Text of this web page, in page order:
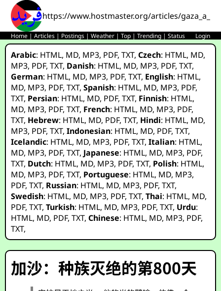
https://www.hostmaster.org/articles/
Home |Articles | Postings |Weather |Top |Trending |Status Login
Arabic: HTML, MD, MP3, PDF,TXT,Czech: HTML, MD,
MP3, PDF,TXT, Danish: HTML, MD, MP3, PDF,TXT,
German: HTML, MD, MP3, PDF,TXT, English: HTML,
MD, MP3, PDF,TXT,Spanish: HTML, MD, MP3, PDF,
TXT, Persian: HTML, MD, PDF,TXT, Finnish: HTML,
MD, MP3, PDF,TXT, French: HTML, MD, MP3, PDF,
TXT, Hebrew: HTML, MD, PDF,TXT, Hindi: HTML, MD,
MP3, PDF,TXT,Indonesian: HTML, MD, PDF,TXT,
Icelandic: HTML, MD, MP3, PDF,TXT,Italian: HTML,
MD, MP3, PDF,TXT, Japanese: HTML, MD, MP3, PDF,
TXT, Dutch: HTML, MD, MP3, PDF,TXT, Polish: HTML,
MD, MP3, PDF,TXT, Portuguese: HTML, MD, MP3,
PDF,TXT, Russian: HTML, MD, MP3, PDF,TXT,
Swedish: HTML, MD, MP3, PDF,TXT,Thai: HTML, MD,
PDF,TXT,Turkish: HTML, MD, MP3, PDF,TXT, Urdu:
HTML, MD, PDF,TXT,Chinese: HTML, MD, MP3, PDF,
TXT,
加沙：种族灭绝的第800天